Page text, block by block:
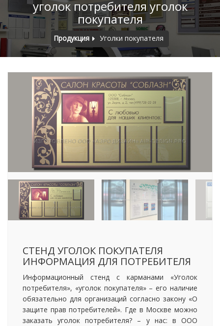
уголок потребителя уголок
покупателя
Продукция Уголки покупателя
СТЕНД УГОЛОК ПОКУПАТЕЛЯ
ИНФОРМАЦИЯ ДЛЯ ПОТРЕБИТЕЛЯ
Информационный стенд с карманами «Уголок
потребителя», «уголок покупателя» – его наличие
обязательно для организаций согласно закону «О
защите прав потребителей». Где в Москве можно
заказать уголок потребителя? – у нас: в ООО